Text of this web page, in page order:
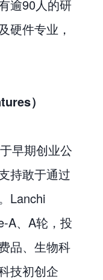
逾90人的研
硬件专业，
）
早期创业公
持敢于通过
Lanchi
A、A轮，投
品、生物科
技初创企